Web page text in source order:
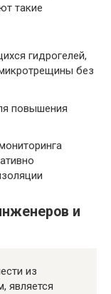
такие
гидрогелей,
без
повышения
и
из
является